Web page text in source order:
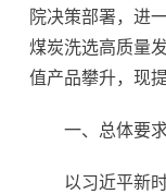
院决策部署，进
煤炭洗选高质量
值产品攀升，现
一、总体要
以习近平新